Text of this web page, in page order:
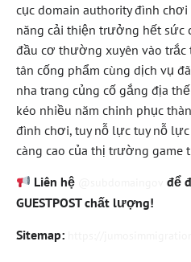
cục domain authority đình
năng cải thiện trưởng hết sức
đầu cơ thường xuyên vào trắc
tân cống phẩm cùng dịch vụ
nha trang củng cố gắng địa
kéo nhiều năm chinh phục
đình chơi, tuy nỗ lực tuy nỗ
càng cao của thị trường game
Liên hệ
để
GUESTPOST chất lượng!
Sitemap: